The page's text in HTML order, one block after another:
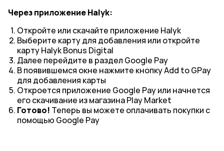
Через приложение Halyk:
Откройте или скачайте приложение Halyk
Выберите карту для добавления или откройте
карту Halyk Bonus Digital
Далее перейдите в раздел Google Pay
В появившемся окне нажмите кнопку Add to GPay
для добавления карты
Откроется приложение Google Pay или начнется
его скачивание из магазина Play Market
Готово! Теперь вы можете оплачивать покупки с
помощью Google Pay